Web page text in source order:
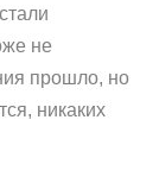
не
прошло, но
никаких